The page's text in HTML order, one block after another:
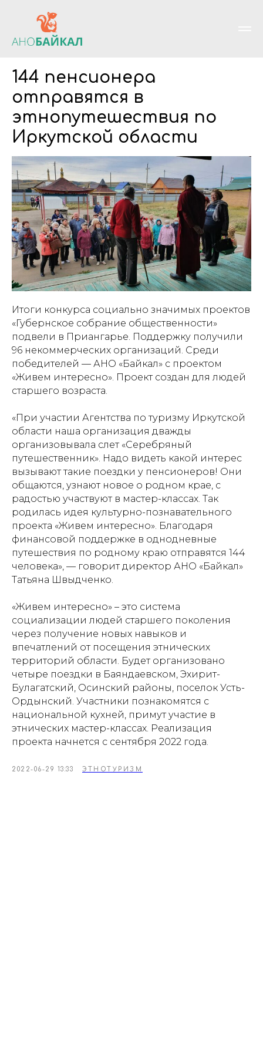
144 пенсионера
отправятся в
этнопутешествия по
Иркутской области
Итоги конкурса социально значимых проектов
«Губернское собрание общественности»
подвели в Приангарье. Поддержку получили
96 некоммерческих организаций. Среди
победителей — АНО «Байкал» с проектом
«Живем интересно». Проект создан для людей
старшего возраста.
«При участии Агентства по туризму Иркутской
области наша организация дважды
организовывала слет «Серебряный
путешественник». Надо видеть какой интерес
вызывают такие поездки у пенсионеров! Они
общаются, узнают новое о родном крае, с
радостью участвуют в мастер-классах. Так
родилась идея культурно-познавательного
проекта «Живем интересно». Благодаря
финансовой поддержке в однодневные
путешествия по родному краю отправятся 144
человека», — говорит директор АНО «Байкал»
Татьяна Швыдченко.
«Живем интересно» – это система
социализации людей старшего поколения
через получение новых навыков и
впечатлений от посещения этнических
территорий области. Будет организовано
четыре поездки в Баяндаевском, Эхирит-
Булагатский, Осинский районы, поселок Усть-
Ордынский. Участники познакомятся с
национальной кухней, примут участие в
этнических мастер-классах. Реализация
проекта начнется с сентября 2022 года.
2022-06-29 13:33 ЭТНОТУРИЗМ